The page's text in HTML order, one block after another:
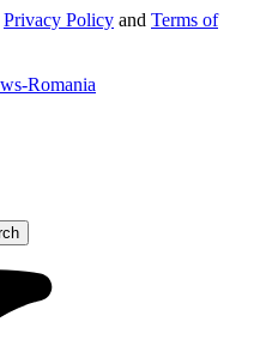
Privacy Policy and Terms of